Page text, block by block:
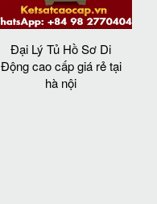
Đại Lý Tủ Hồ Sơ Di
Động cao cấp giá rẻ tại
hà nội